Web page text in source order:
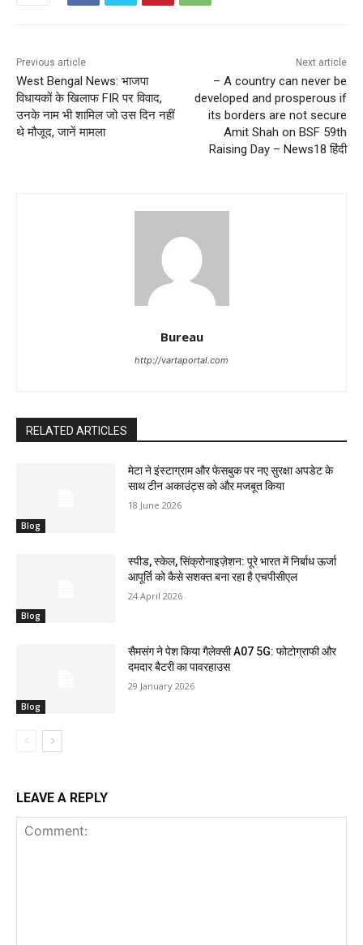
Previous article
West Bengal News: भाजपा
विधायकों के खिलाफ FIR पर विवाद,
उनके नाम भी शामिल जो उस दिन नहीं
थे मौजूद, जानें मामला
Next article
– A country can never be
developed and prosperous if
its borders are not secure
Amit Shah on BSF 59th
Raising Day – News18 हिंदी
Bureau
http://vartaportal.com
RELATED ARTICLES
Blog
मेटा ने इंस्टाग्राम और फेसबुक पर नए सुरक्षा अपडेट के
साथ टीन अकाउंट्स को और मजबूत किया
18 June 2026
Blog
स्पीड, स्केल, सिंक्रोनाइज़ेशन: पूरे भारत में निर्बाध ऊर्जा
आपूर्ति को कैसे सशक्त बना रहा है एचपीसीएल
24 April 2026
Blog
सैमसंग ने पेश किया गैलेक्सी A07 5G: फोटोग्राफी और
दमदार बैटरी का पावरहाउस
29 January 2026
LEAVE A REPLY